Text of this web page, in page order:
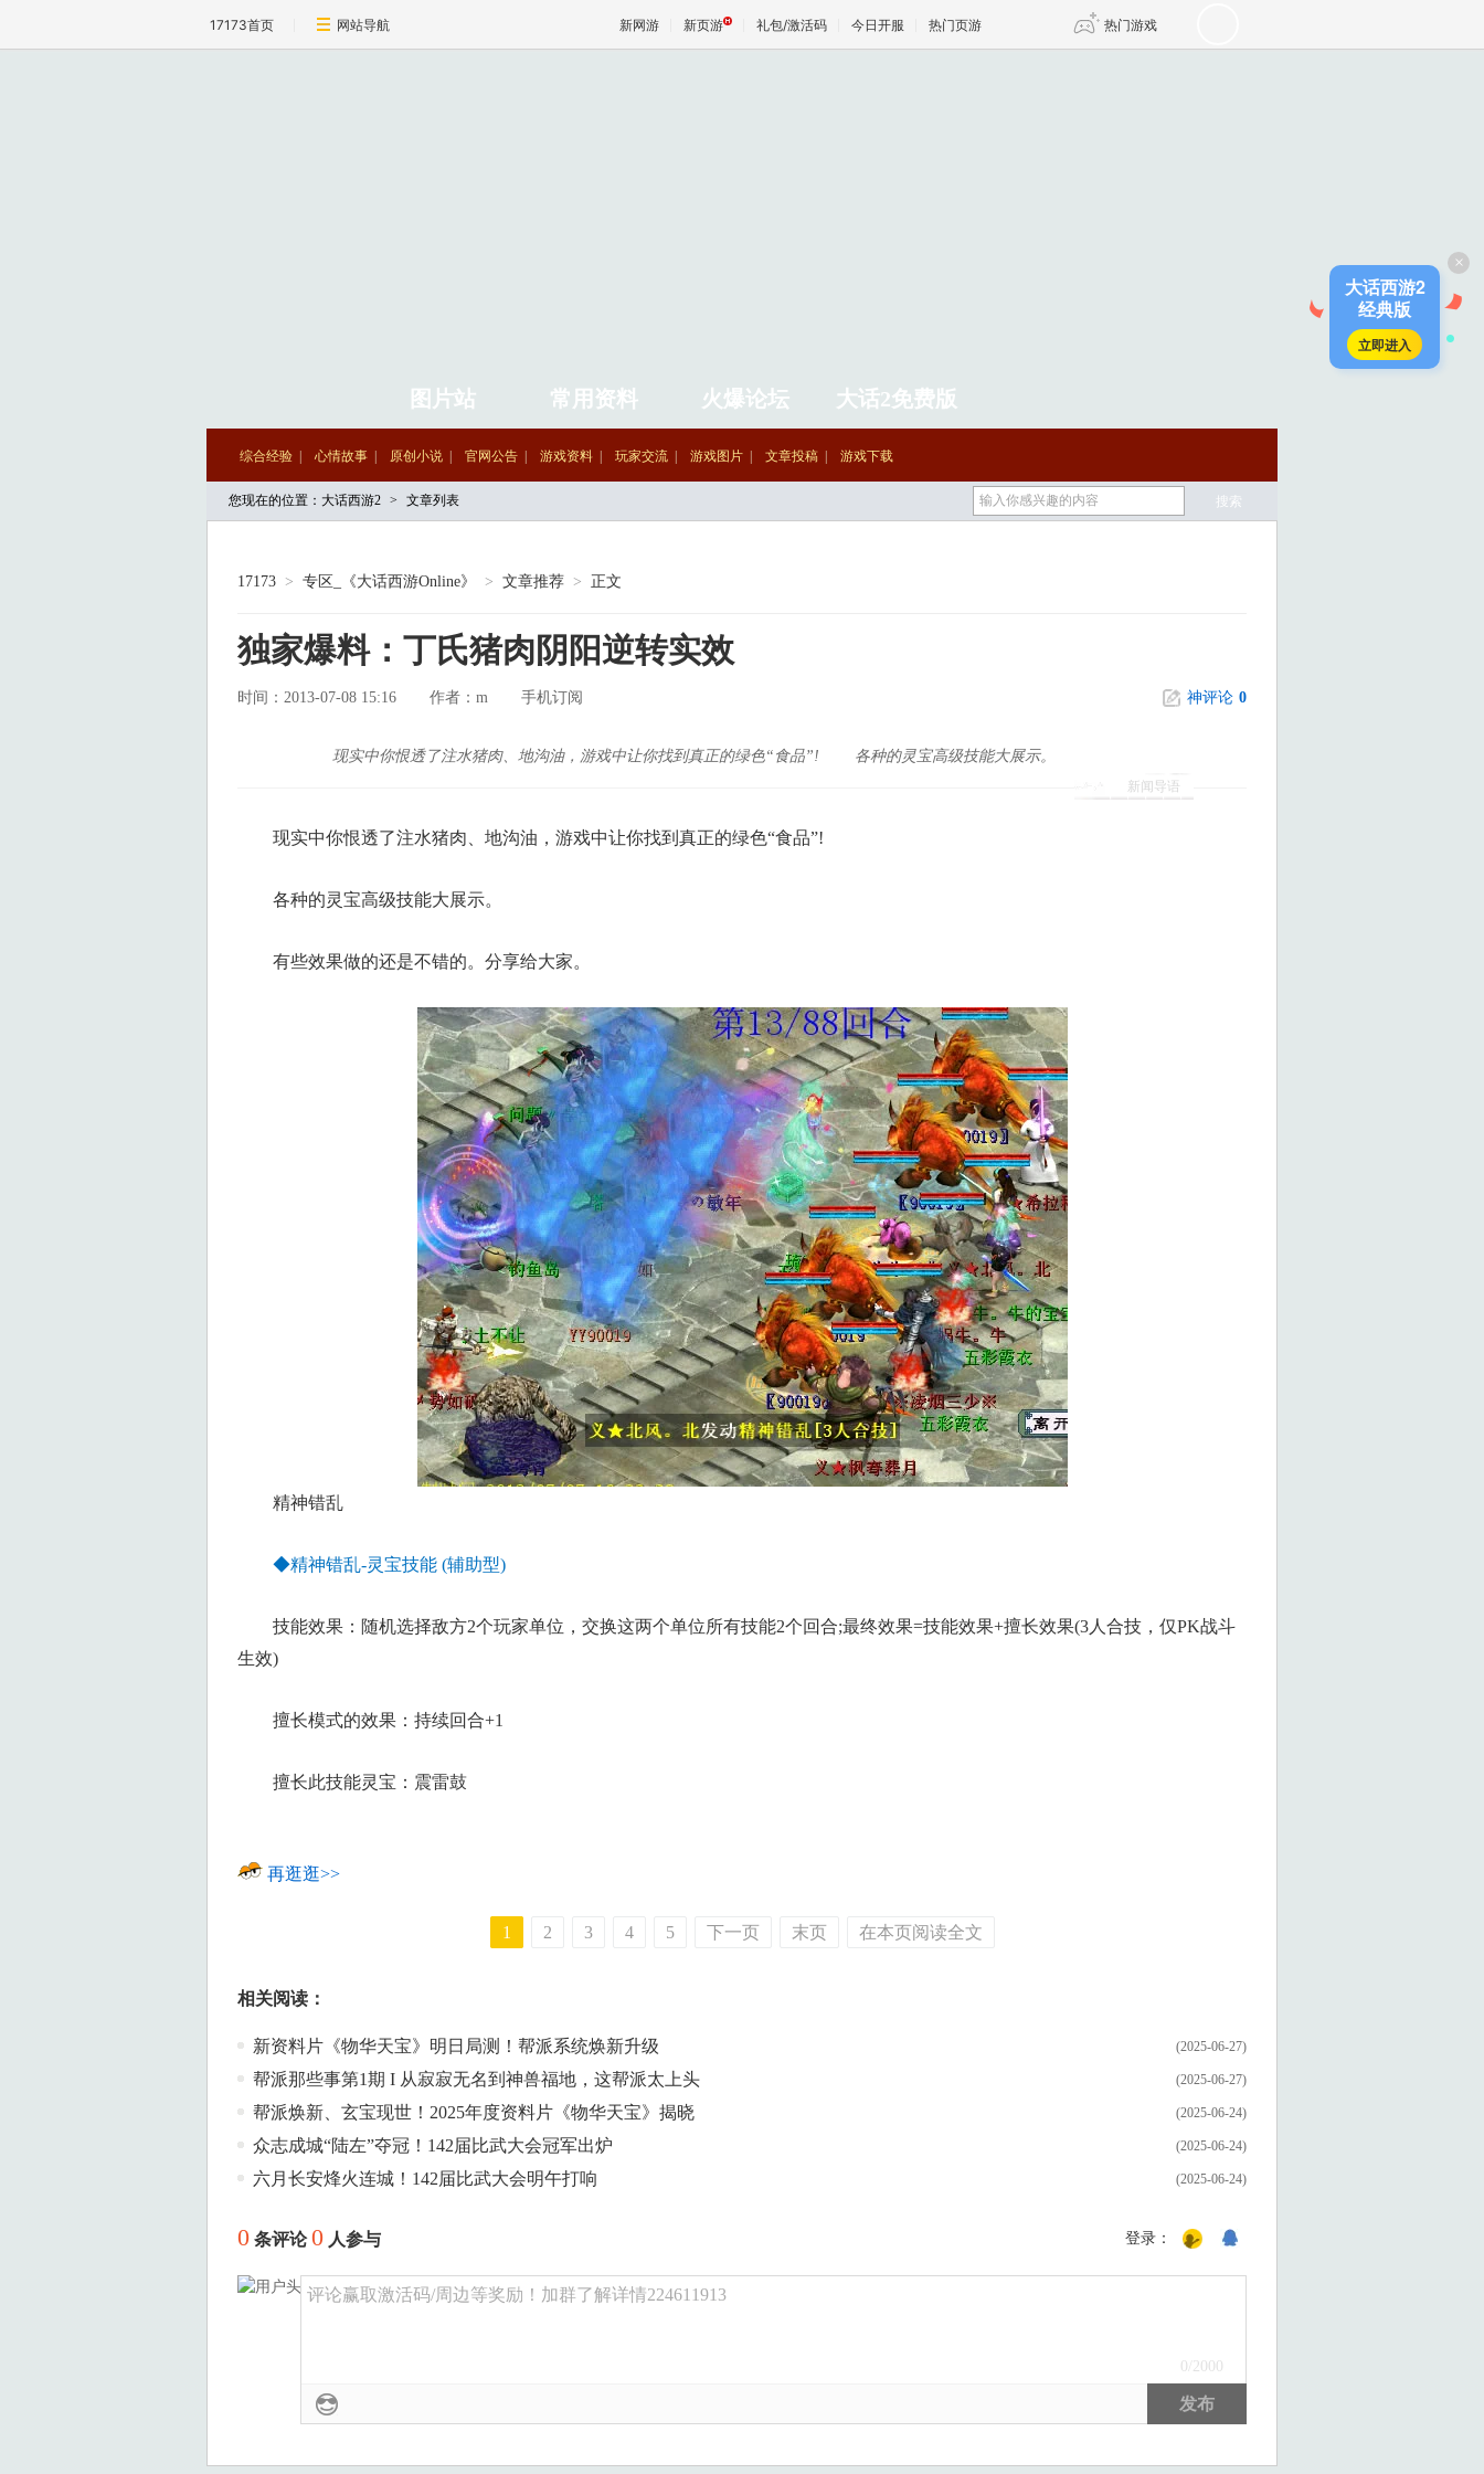
17173首页 网站导航 新网游 新页游 礼包/激活码 今日开服 热门页游 热门游戏
图片站 常用资料 火爆论坛 大话2免费版
综合经验 心情故事 原创小说 官网公告 游戏资料 玩家交流 游戏图片 文章投稿 游戏下载
您现在的位置： 大话西游2 > 文章列表
17173 > 专区_《大话西游Online》 > 文章推荐 > 正文
独家爆料：丁氏猪肉阴阳逆转实效
时间：2013-07-08 15:16 作者： m 手机订阅 神评论 0
新闻导语
现实中你恨透了注水猪肉、地沟油，游戏中让你找到真正的绿色“食品”! 各种的灵宝高级技能大展示。
现实中你恨透了注水猪肉、地沟油，游戏中让你找到真正的绿色“食品”!
各种的灵宝高级技能大展示。
有些效果做的还是不错的。分享给大家。
精神错乱
◆精神错乱-灵宝技能 (辅助型)
技能效果：随机选择敌方2个玩家单位，交换这两个单位所有技能2个回合;最终效果=技能效果+擅长效果(3人合技，仅PK战斗
生效)
擅长模式的效果：持续回合+1
擅长此技能灵宝：震雷鼓
再逛逛>>
1 2 3 4 5 下一页 末页 在本页阅读全文
相关阅读：
(2025-06-27)
新资料片《物华天宝》明日局测！帮派系统焕新升级
(2025-06-27)
帮派那些事第1期 I 从寂寂无名到神兽福地，这帮派太上头
(2025-06-24)
帮派焕新、玄宝现世！2025年度资料片《物华天宝》揭晓
(2025-06-24)
众志成城“陆左”夺冠！142届比武大会冠军出炉
(2025-06-24)
六月长安烽火连城！142届比武大会明午打响
0 条评论0 人参与 登录：
评论赢取激活码/周边等奖励！加群了解详情224611913
0 /2000
发布
×
大话西游2
经典版
立即进入